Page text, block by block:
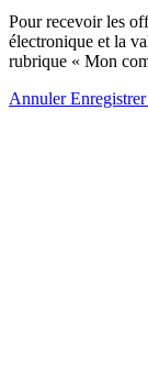
Pour recevoir les
électronique et la
rubrique « Mon
Annuler